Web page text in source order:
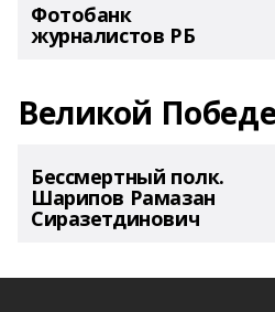
Фотобанк
журналистов РБ
Великой
Бессмертный полк.
Шарипов Рамазан
Сиразетдинович